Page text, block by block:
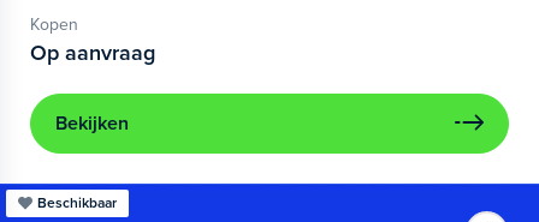
Kopen
Op aanvraag
Bekijken
Beschikbaar